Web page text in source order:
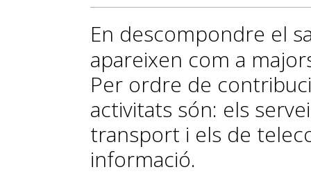
En descompondre el
apareixen com a
Per ordre de
activitats són: els
transport i els de
informació.